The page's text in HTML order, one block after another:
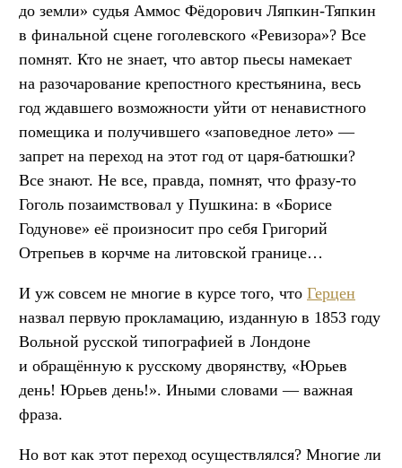
до земли» судья Аммос Фёдорович Ляпкин-Тяпкин
в финальной сцене гоголевского «Ревизора»? Все
помнят. Кто не знает, что автор пьесы намекает
на разочарование крепостного крестьянина, весь
год ждавшего возможности уйти от ненавистного
помещика и получившего «заповедное лето» —
запрет на переход на этот год от царя-батюшки?
Все знают. Не все, правда, помнят, что фразу-то
Гоголь позаимствовал у Пушкина: в «Борисе
Годунове» её произносит про себя Григорий
Отрепьев в корчме на литовской границе…
И уж совсем не многие в курсе того, что Герцен
назвал первую прокламацию, изданную в 1853 году
Вольной русской типографией в Лондоне
и обращённую к русскому дворянству, «Юрьев
день! Юрьев день!». Иными словами — важная
фраза.
Но вот как этот переход осуществлялся? Многие ли